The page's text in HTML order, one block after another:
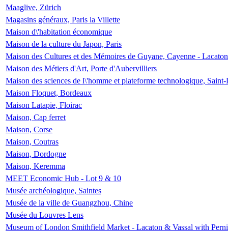
Maaglive, Zürich
Magasins généraux, Paris la Villette
Maison d\'habitation économique
Maison de la culture du Japon, Paris
Maison des Cultures et des Mémoires de Guyane, Cayenne -
Maison des Métiers d'Art, Porte d'Aubervilliers
Maison des sciences de l\'homme et plateforme technologique,
Maison Floquet, Bordeaux
Maison Latapie, Floirac
Maison, Cap ferret
Maison, Corse
Maison, Coutras
Maison, Dordogne
Maison, Keremma
MEET Economic Hub - Lot 9 & 10
Musée archéologique, Saintes
Musée de la ville de Guangzhou, Chine
Musée du Louvres Lens
Museum of London Smithfield Market - Lacaton & Vassal with